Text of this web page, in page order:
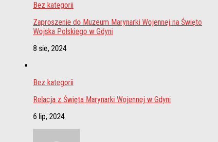
Bez kategorii
Zaproszenie do Muzeum Marynarki Wojennej na Święto
Wojska Polskiego w Gdyni
8 sie, 2024
Bez kategorii
Relacja z Święta Marynarki Wojennej w Gdyni
6 lip, 2024